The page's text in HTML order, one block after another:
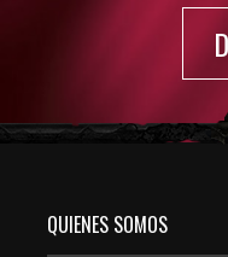
QUIENES SOMOS